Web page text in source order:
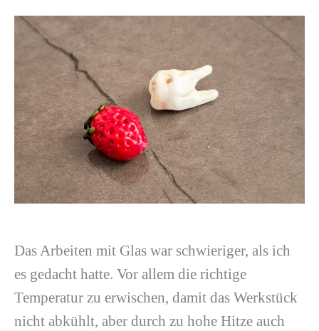
Das Arbeiten mit Glas war schwieriger, als ich
es gedacht hatte. Vor allem die richtige
Temperatur zu erwischen, damit das Werkstück
nicht abkühlt, aber durch zu hohe Hitze auch